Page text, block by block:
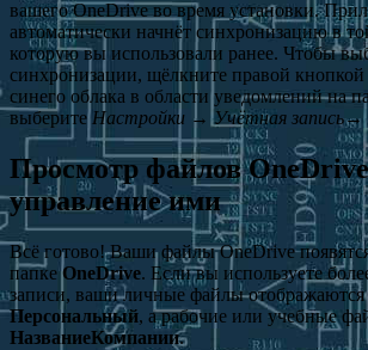
вашего OneDrive во время установки.
автоматически начнёт синхронизацию в
которую вы использовали ранее. Чтобы
синхронизации, щёлкните правой
синего облака в области уведомлений на
выберитеНастройки → Учётная запись→
Просмотр файлов
управление ими
Всё готово! Ваши файлы OneDrive
папкеOneDrive. Если вы используете
записи, ваши личные файлы
Персональный, а рабочие или учебные
НазваниеКомпании.